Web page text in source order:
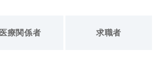
医療関係者 求職者